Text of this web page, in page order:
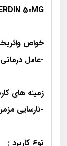
50MG
خواص
-عامل
زمینه های
-نارسایی
نوع کاربرد :